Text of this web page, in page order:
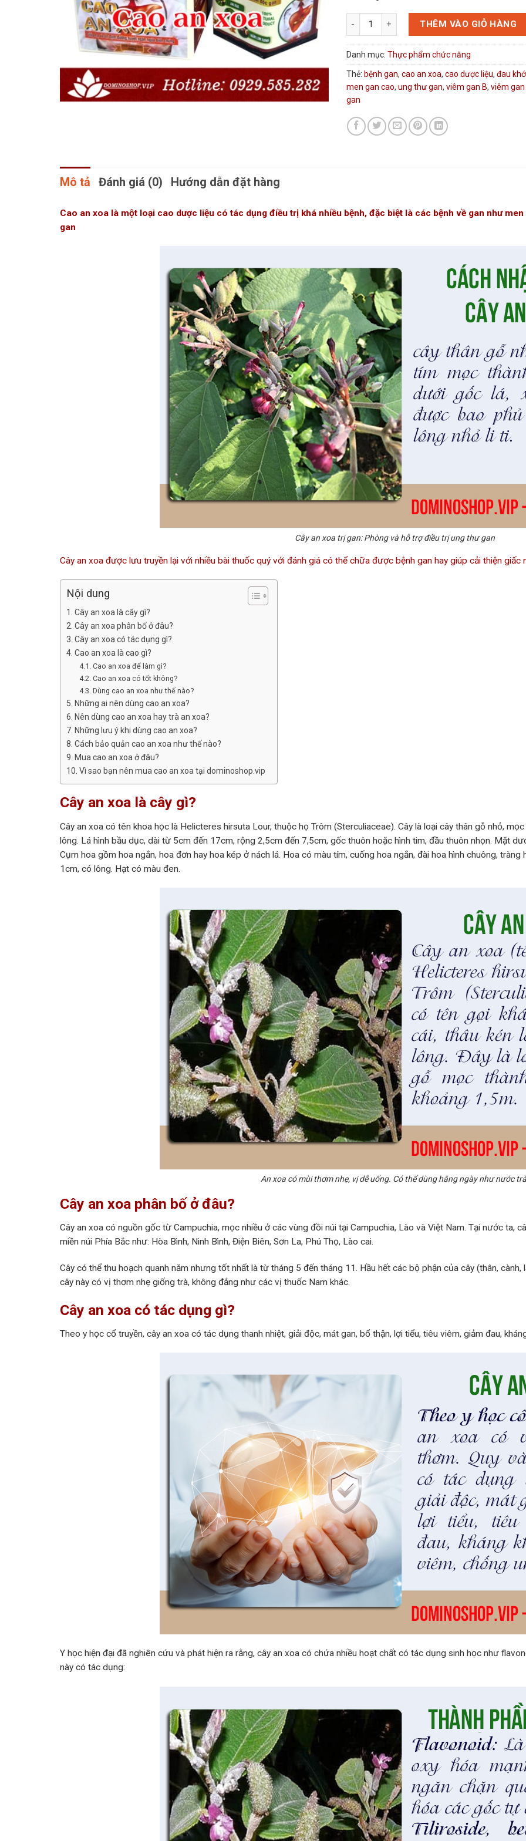
Cao an xoa số lượngTHÊM VÀO GIỎ HÀNG
Danh mục: Thực phẩm chức năng
Thẻ: bệnh gan, cao an xoa, cao dược liệu, đau
men gan cao, ung thư gan, viêm gan B, viêm gan
gan
Mô tả Đánh giá (0) Hướng dẫn đặt hàng
Cao an xoa là một loại cao dược liệu có tác dụng điều trị khá nhiều bệnh, đặc biệt là các bệnh về gan như
gan
Cây an xoa trị gan: Phòng và hỗ trợ điều trị ung thư gan
Cây an xoa được lưu truyền lại với nhiều bài thuốc quý với đánh giá có thể chữa được bệnh gan hay giúp cải thiện giấc
Nội dung
Cây an xoa là cây gì?
Cây an xoa phân bố ở đâu?
Cây an xoa có tác dụng gì?
Cao an xoa là cao gì?
Cao an xoa để làm gì?
Cao an xoa có tốt không?
Dùng cao an xoa như thế nào?
Những ai nên dùng cao an xoa?
Nên dùng cao an xoa hay trà an xoa?
Những lưu ý khi dùng cao an xoa?
Cách bảo quản cao an xoa như thế nào?
Mua cao an xoa ở đâu?
Vì sao bạn nên mua cao an xoa tại dominoshop.vip
Cây an xoa là cây gì?
Cây an xoa có tên khoa học là Helicteres hirsuta Lour, thuộc họ Trôm (Sterculiaceae). Cây là loại cây thân gỗ nhỏ,
lông. Lá hình bầu dục, dài từ 5cm đến 17cm, rộng 2,5cm đến 7,5cm, gốc thuôn hoặc hình tim, đầu thuôn nhọn. Mặt
Cụm hoa gồm hoa ngắn, hoa đơn hay hoa kép ở nách lá. Hoa có màu tím, cuống hoa ngắn, đài hoa hình chuông,
1cm, có lông. Hạt có màu đen.
An xoa có mùi thơm nhẹ, vị dễ uống. Có thể dùng hằng ngày như nước
Cây an xoa phân bố ở đâu?
Cây an xoa có nguồn gốc từ Campuchia, mọc nhiều ở các vùng đồi núi tại Campuchia, Lào và Việt Nam. Tại nước ta,
miền núi Phía Bắc như: Hòa Bình, Ninh Bình, Điện Biên, Sơn La, Phú Thọ, Lào cai.
Cây có thể thu hoạch quanh năm nhưng tốt nhất là từ tháng 5 đến tháng 11. Hầu hết các bộ phận của cây (thân,
cây này có vị thơm nhẹ giống trà, không đắng như các vị thuốc Nam khác.
Cây an xoa có tác dụng gì?
Theo y học cổ truyền, cây an xoa có tác dụng thanh nhiệt, giải độc, mát gan, bổ thận, lợi tiểu, tiêu viêm, giảm đau,
Y học hiện đại đã nghiên cứu và phát hiện ra rằng, cây an xoa có chứa nhiều hoạt chất có tác dụng sinh học như
này có tác dụng: